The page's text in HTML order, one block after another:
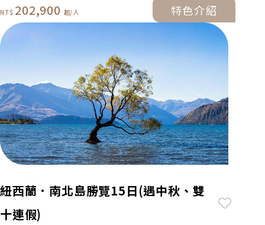
202,900 特色介紹
特色介紹
紐西蘭．南北島勝覽15日(遇中秋、雙
十連假)
加入最